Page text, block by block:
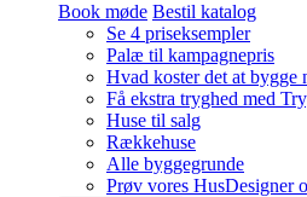
Book møde Bestil katalog
Se 4 priseksempler
Palæ til kampagnepris
Hvad koster det at bygge
Få ekstra tryghed med
Huse til salg
Rækkehuse
Alle byggegrunde
Prøv vores HusDesigner